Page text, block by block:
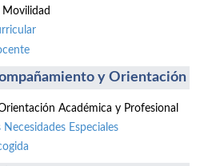
Movilidad
y Orientación
Académica y Profesional
Especiales